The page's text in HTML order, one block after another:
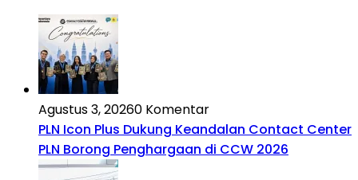
Agustus 3, 20260 Komentar
PLN Icon Plus Dukung Keandalan Contact Center
PLN Borong Penghargaan di CCW 2026